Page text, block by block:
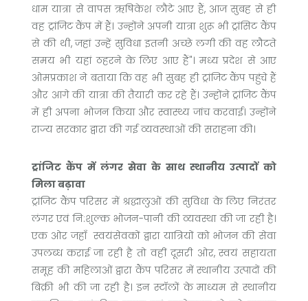
धाम यात्रा से वापस ऋषिकेश लौटे आए हैं, आज सुबह से ही
वह ट्रांजिट कैंप में हैं। उन्होंने अपनी यात्रा शुरू भी ट्रांसिट कैंप
से की थी, जहां उन्हें सुविधा इतनी अच्छे लगी की वह लौटते
समय भी यहां ठहरने के लिए आए हैं"। मध्य प्रदेश से आए
ओमप्रकाश ने बताया कि वह भी सुबह ही ट्रांजिट कैंप पहुंचे हैं
और आगे की यात्रा की तैयारी कर रहे हैं। उन्होंने ट्रांजिट कैंप
में ही अपना भोजन किया और स्वास्थ्य जांच करवाई। उन्होंने
राज्य सरकार द्वारा की गई व्यवस्थाओं की सराहना की।
ट्रांजिट कैंप में लंगर सेवा के साथ स्थानीय उत्पादों को
मिला बढ़ावा
ट्रांजिट कैंप परिसर में श्रद्धालुओं की सुविधा के लिए निरंतर
लंगर एवं नि:शुल्क भोजन-पानी की व्यवस्था की जा रही है।
एक ओर जहाँ स्वयंसेवकों द्वारा यात्रियों को भोजन की सेवा
उपलब्ध कराई जा रही है तो वहीं दूसरी ओर, स्वयं सहायता
समूह की महिलाओं द्वारा कैंप परिसर में स्थानीय उत्पादों की
बिक्री भी की जा रही है। इन स्टॉलों के माध्यम से स्थानीय